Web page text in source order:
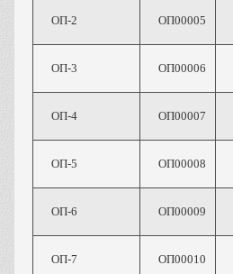
ОП-2 ОП00005
ОП-3 ОП00006
ОП-4 ОП00007
ОП-5 ОП00008
ОП-6 ОП00009
ОП-7 ОП00010